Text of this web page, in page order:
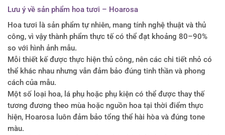
Lưu ý về sản phẩm hoa tươi – Hoarosa
Hoa tươi là sản phẩm tự nhiên, mang tính nghệ thuật và thủ
công, vì vậy thành phẩm thực tế có thể đạt khoảng 80–90%
so với hình ảnh mẫu.
Mỗi thiết kế được thực hiện thủ công, nên các chi tiết nhỏ có
thể khác nhau nhưng vẫn đảm bảo đúng tinh thần và phong
cách của mẫu.
Một số loại hoa, lá phụ hoặc phụ kiện có thể được thay thế
tương đương theo mùa hoặc nguồn hoa tại thời điểm thực
hiện, Hoarosa luôn đảm bảo tổng thể hài hòa và đúng tone
màu.